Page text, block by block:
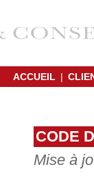
ACCUEIL |
CODE
Mise à